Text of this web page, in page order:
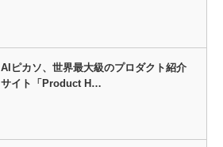
AIピカソ、世界最大級のプロダクト紹介
サイト「Product H…